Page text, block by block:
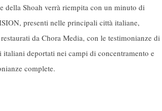
della Shoah verrà riempita con un minuto di
presenti nelle principali città italiane,
da Chora Media, con le testimonianze di
italiani deportati nei campi di concentramento e
complete.